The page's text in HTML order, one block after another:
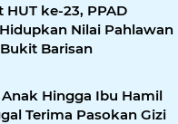
HUT ke-23, PPAD
Nilai Pahlawan
Barisan
Hingga Ibu Hamil
Terima Pasokan Gizi